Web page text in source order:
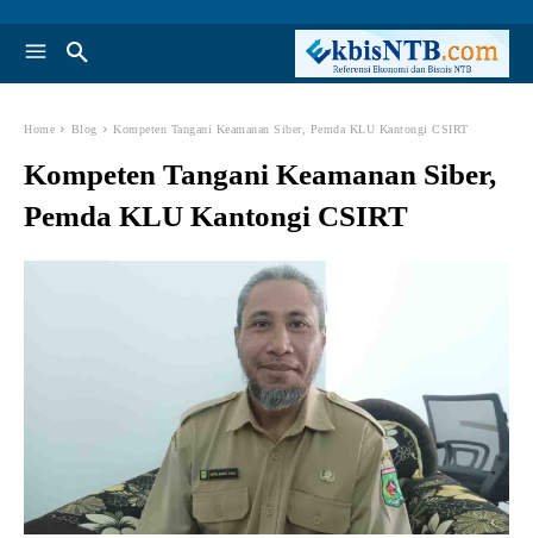
Home Blog Kompeten Tangani Keamanan Siber, Pemda KLU Kantongi CSIRT
Kompeten Tangani Keamanan Siber,
Pemda KLU Kantongi CSIRT